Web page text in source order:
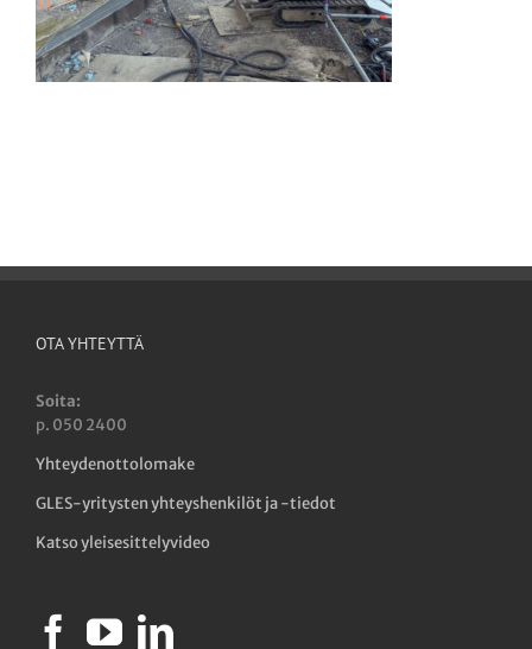
OTA YHTEYTTÄ
Soita:
p. 050 2400
Yhteydenottolomake
GLES-yritysten yhteyshenkilöt ja -tiedot
Katso yleisesittelyvideo